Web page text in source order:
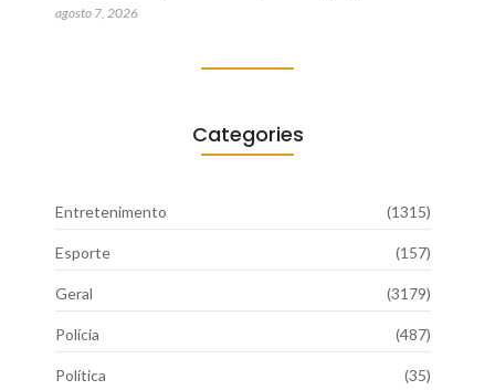
agosto 7, 2026
Categories
Entretenimento (1315)
Esporte (157)
Geral (3179)
Polícia (487)
Política (35)